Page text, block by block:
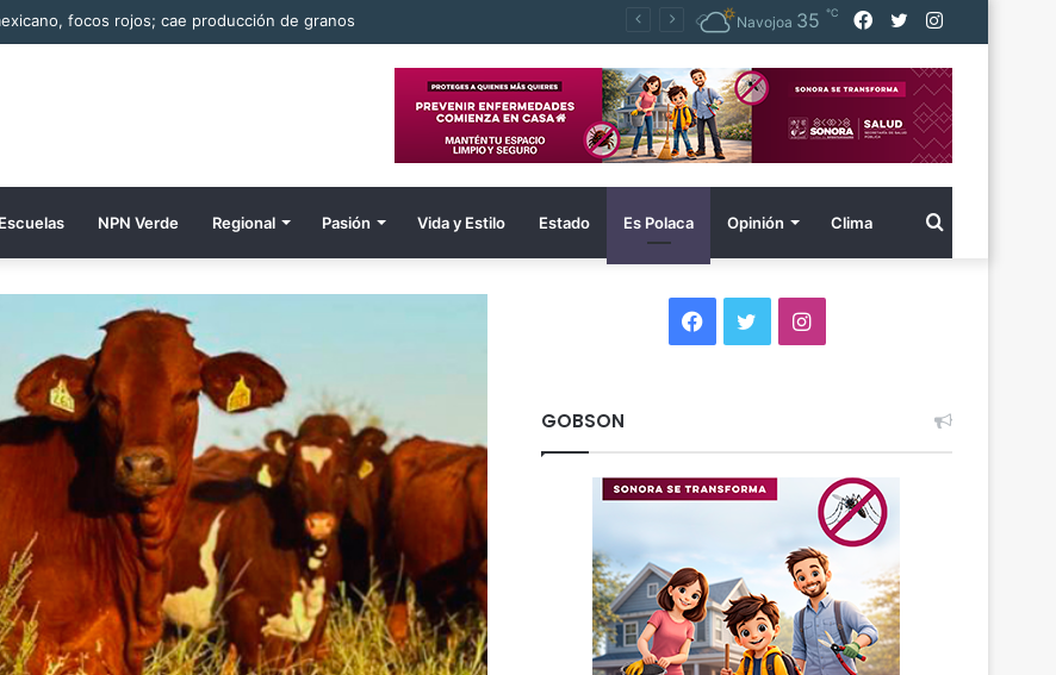
focos rojos; cae producción de granos Instagram
Twitter
Facebook
Navojoa 35 ℃
Escuelas NPN Verde Regional Pasión Vida y Estilo Estado Es Polaca Opinión Clima Buscar
Facebook
TwitterInstagram
GOBSON